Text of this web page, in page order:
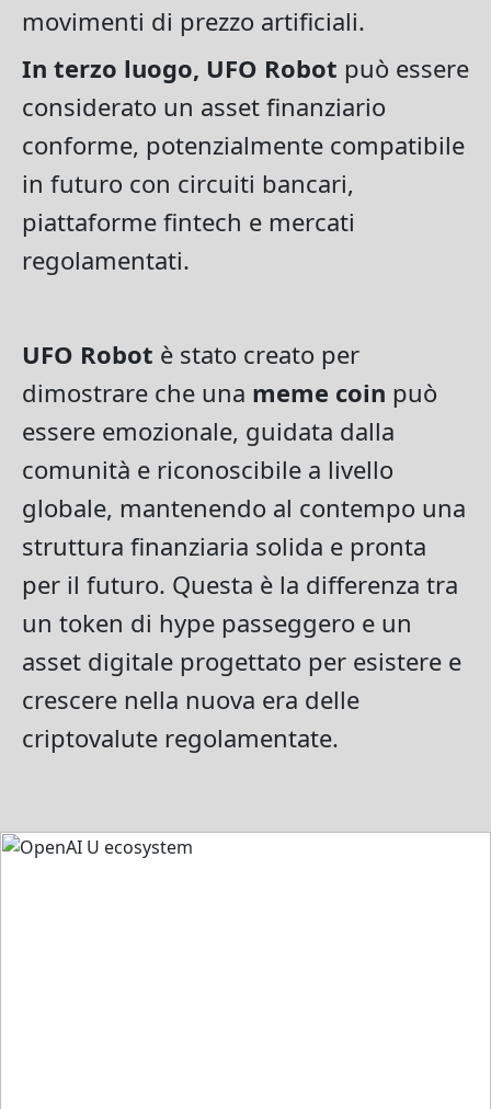
movimenti di prezzo artificiali.
In terzo luogo, UFO Robot può essere
considerato un asset finanziario
conforme, potenzialmente compatibile
in futuro con circuiti bancari,
piattaforme fintech e mercati
regolamentati.
UFO Robot è stato creato per
dimostrare che una meme coin può
essere emozionale, guidata dalla
comunità e riconoscibile a livello
globale, mantenendo al contempo una
struttura finanziaria solida e pronta
per il futuro. Questa è la differenza tra
un token di hype passeggero e un
asset digitale progettato per esistere e
crescere nella nuova era delle
criptovalute regolamentate.